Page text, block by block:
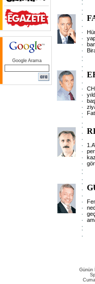
Google Arama
Günün